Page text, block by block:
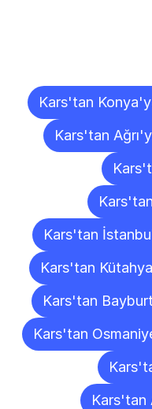
Kars'tan
Kars'tan
Kars'tan
Kars'tan
Kars'tan
Kars'tan
Kars'tan